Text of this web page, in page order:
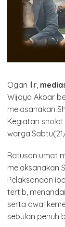
Ogan ilir,
Wijaya Akbar
melasanakan
Kegiatan
Ratusan umat
melaksanakan
Pelaksanaan
tertib,
serta awal
sebulan penuh